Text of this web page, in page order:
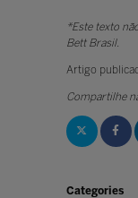
*Este texto
Bett Brasil.
Artigo
Compartilhe
Categories